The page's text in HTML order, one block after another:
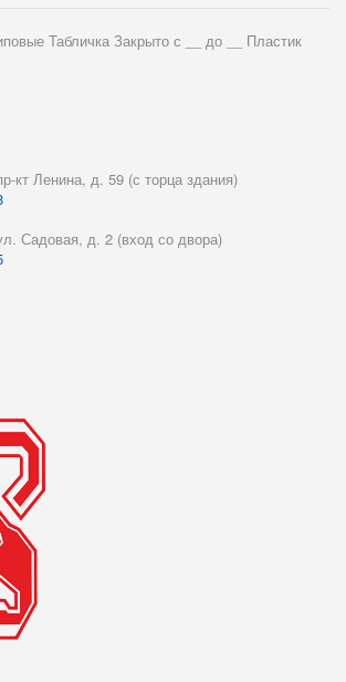
Табличка Закрыто с __ до __ Пластик
кт Ленина, д. 59 (с торца здания)
Садовая, д. 2 (вход со двора)